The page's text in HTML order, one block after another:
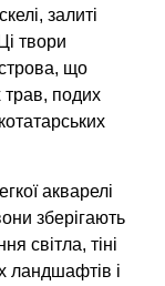
залиті
твори
що
подих
акварелі
зберігають
світла, тіні
ландшафтів і